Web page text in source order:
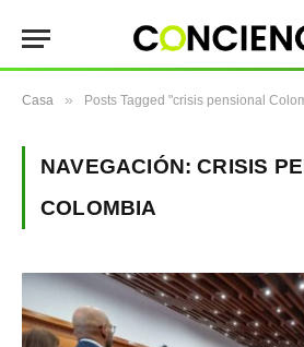
Casa » Posts Tagged "crisis pensional
NAVEGACIÓN:CRISIS
COLOMBIA